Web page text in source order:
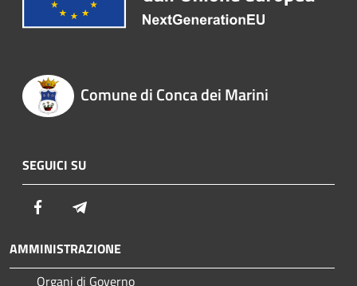
Comune di Conca dei Marini
SEGUICI SU
Facebook
AMMINISTRAZIONE
Organi di Governo